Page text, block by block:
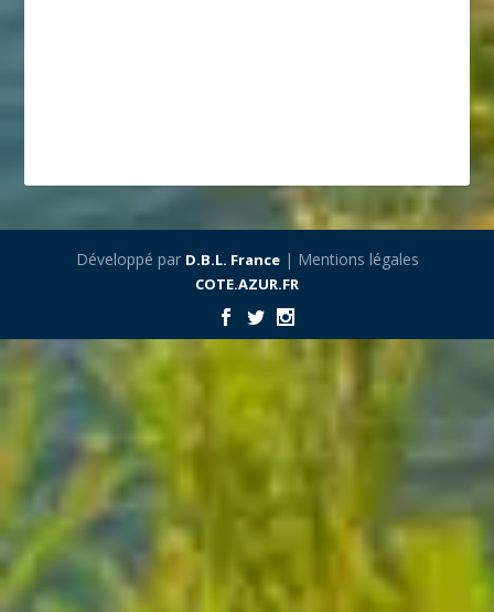
Développé par D.B.L. France| Mentions légales
COTE.AZUR.FR